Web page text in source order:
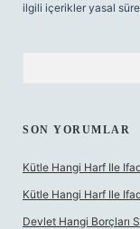
ilgili içerikler yasal
SON YORUMLAR
Kütle Hangi Harf Ile
Kütle Hangi Harf Ile
Devlet Hangi Borçları